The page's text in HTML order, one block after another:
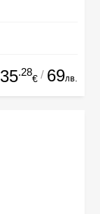
35.28
€ / 69лв.